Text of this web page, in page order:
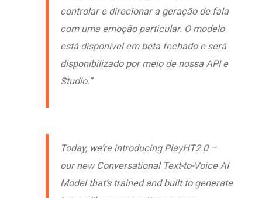
controlar e direcionar a geração de fala
com uma emoção particular. O modelo
está disponível em beta fechado e será
disponibilizado por meio de nossa API e
Studio.”
Today, we’re introducing PlayHT2.0 –
our new Conversational Text-to-Voice AI
Model that’s trained and built to generate